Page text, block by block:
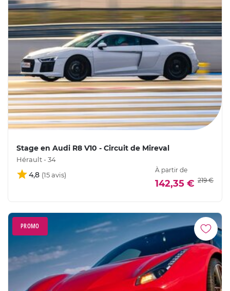
Stage en Audi R8 V10 - Circuit de Mireval
Hérault - 34
4,8
À partir de
142,35 € 219 €
PROMO